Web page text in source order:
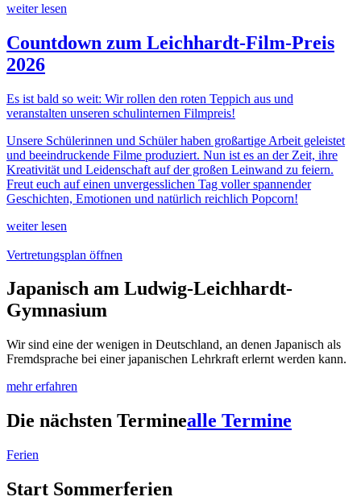
weiter lesen
Countdown zum Leichhardt-Film-Preis
2026
Es ist bald so weit: Wir rollen den roten Teppich aus und
veranstalten unseren schulinternen Filmpreis!
Unsere Schülerinnen und Schüler haben großartige Arbeit geleistet
und beeindruckende Filme produziert. Nun ist es an der Zeit, ihre
Kreativität und Leidenschaft auf der großen Leinwand zu feiern.
Freut euch auf einen unvergesslichen Tag voller spannender
Geschichten, Emotionen und natürlich reichlich Popcorn!
weiter lesen
Vertretungsplan öffnen
Japanisch am Ludwig-Leichhardt-
Gymnasium
Wir sind eine der wenigen in Deutschland, an denen Japanisch als
Fremdsprache bei einer japanischen Lehrkraft erlernt werden kann.
mehr erfahren
Die nächsten Terminealle Termine
Ferien
Start Sommerferien